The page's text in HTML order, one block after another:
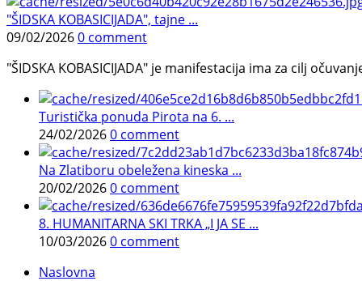
"ŠIDSKA KOBASICIJADA", tajne ...
09/02/20260 comment
"ŠIDSKA KOBASICIJADA" je manifestacija ima za cilj
Turistička ponuda Pirota na 6. ...
24/02/20260 comment
Na Zlatiboru obeležena kineska ...
20/02/20260 comment
8. HUMANITARNA SKI TRKA „I JA SE ...
10/03/20260 comment
Naslovna